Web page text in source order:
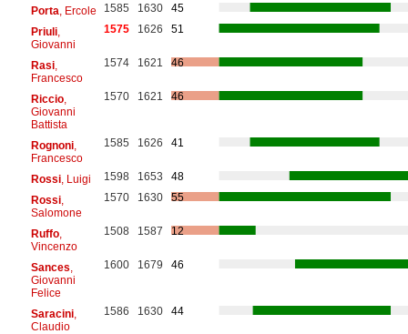
Porta , Ercole 1585 1630
45
Priuli,
Giovanni
1575 1626 51
Rasi,
Francesco
1574 1621 46
Riccio,
Giovanni
Battista
1570 1621 46
Rognoni,
Francesco
1585 1626 41
Rossi, Luigi 1598 1653
48
Rossi,
Salomone
1570 1630 55
Ruffo,
Vincenzo
1508 1587 12
Sances
Giovanni
Felice
1600 1679 46
Saracini,
Claudio
1586 1630 44